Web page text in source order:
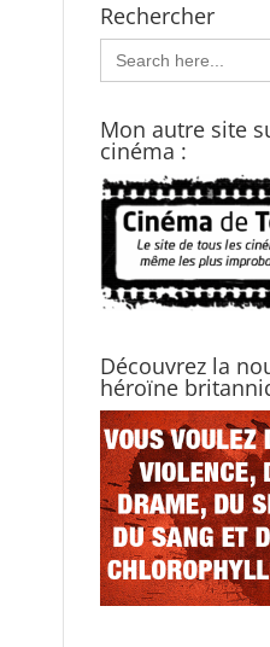
Rechercher
Search
for:
Mon autre site
cinéma :
Découvrez la
héroïne